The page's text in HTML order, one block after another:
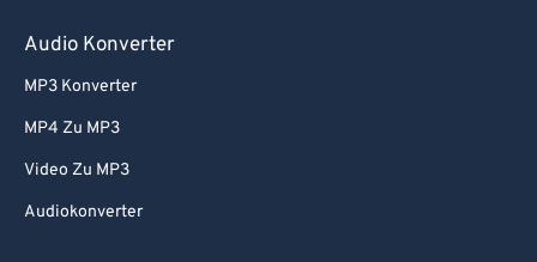
Audio Konverter
MP3 Konverter
MP4 Zu MP3
Video Zu MP3
Audiokonverter